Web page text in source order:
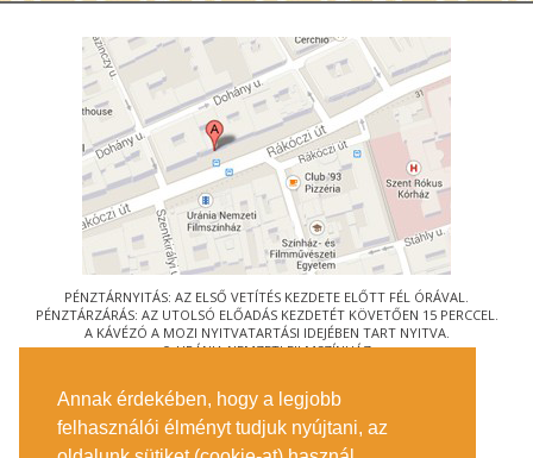
Annak érdekében, hogy a legjobb
felhasználói élményt tudjuk nyújtani, az
PÉNZTÁRNYITÁS: AZ ELSŐ VETÍTÉS KEZDETE ELŐTT FÉL ÓRÁVAL.
PÉNZTÁRZÁRÁS: AZ UTOLSÓ ELŐADÁS KEZDETÉT KÖVETŐEN 15 PERCCEL.
A KÁVÉZÓ A MOZI NYITVATARTÁSI IDEJÉBEN TART NYITVA.
© URÁNIA NEMZETI FILMSZÍNHÁZ
1088 BUDAPEST, RÁKÓCZI ÚT 21.
MEGKÖZELÍTÉS